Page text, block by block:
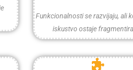
Funkcionalnosti se razvijaju, ali
iskustvo ostaje